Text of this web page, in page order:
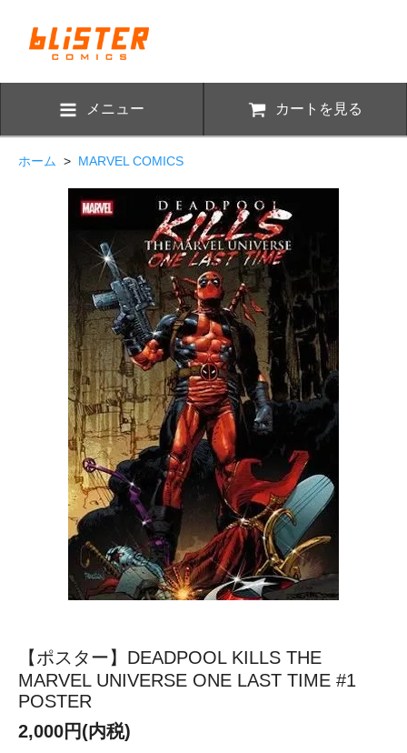
メニュー カートを見る
ホーム > MARVEL COMICS
【ポスター】DEADPOOL KILLS THE
MARVEL UNIVERSE ONE LAST TIME #1
POSTER
2,000円(内税)